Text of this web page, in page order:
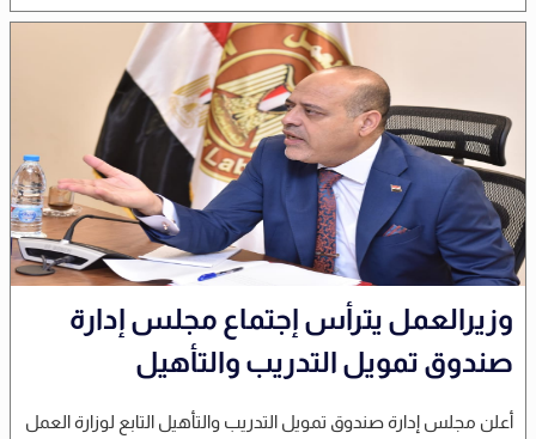
وزيرالعمل يترأس إجتماع مجلس إدارة
صندوق تمويل التدريب والتأهيل
أعلن مجلس إدارة صندوق تمويل التدريب والتأهيل التابع لوزارة العمل